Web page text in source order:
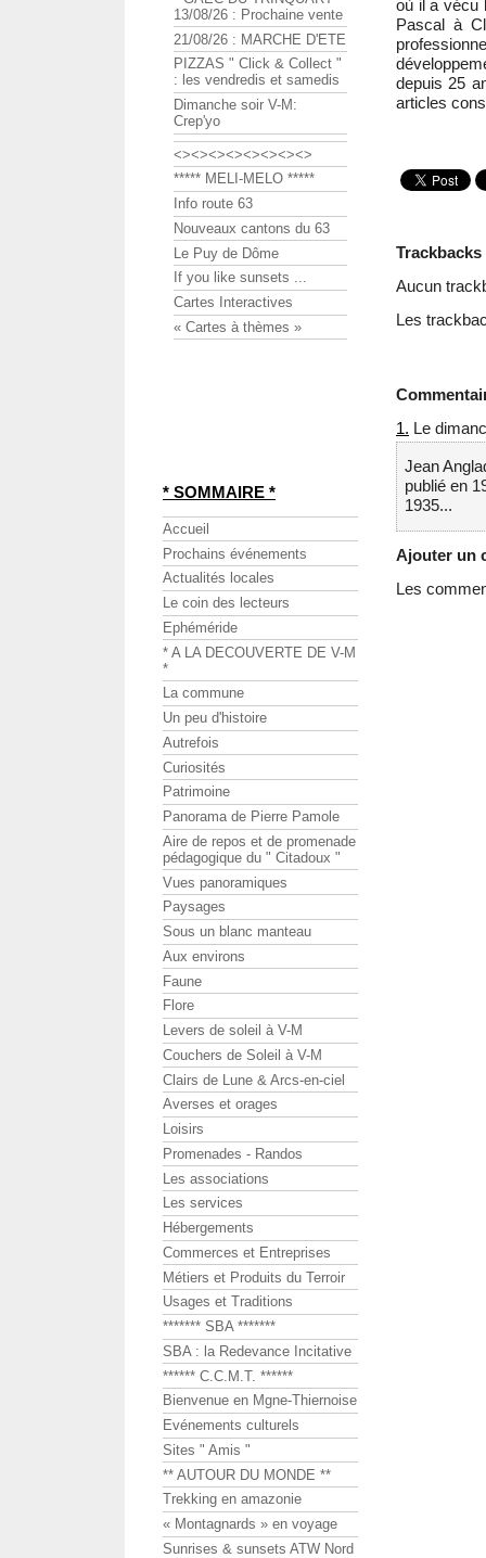
où il a vécu
Pascal à
depuis 25
articles
Trackbacks
Aucun
Les
1. Le
Jean
publié en
1935...
Ajouter un
Les
13/08/26 : Prochaine vente
21/08/26 : MARCHE D'ETE
PIZZAS " Click & Collect "
: les vendredis et samedis
Dimanche soir V-M:
Crep'yo
<><><><><><><><>
***** MELI-MELO *****
Info route 63
Nouveaux cantons du 63
Le Puy de Dôme
If you like sunsets ...
Cartes Interactives
« Cartes à thèmes »
* SOMMAIRE *
Accueil
Prochains événements
Actualités locales
Le coin des lecteurs
Ephéméride
* A LA DECOUVERTE DE V-M
*
La commune
Un peu d'histoire
Autrefois
Curiosités
Patrimoine
Panorama de Pierre Pamole
Aire de repos et de promenade
pédagogique du " Citadoux "
Vues panoramiques
Paysages
Sous un blanc manteau
Aux environs
Faune
Flore
Levers de soleil à V-M
Couchers de Soleil à V-M
Clairs de Lune & Arcs-en-ciel
Averses et orages
Loisirs
Promenades - Randos
Les associations
Les services
Hébergements
Commerces et Entreprises
Métiers et Produits du Terroir
Usages et Traditions
******* SBA *******
SBA : la Redevance Incitative
****** C.C.M.T. ******
Bienvenue en Mgne-Thiernoise
Evénements culturels
Sites " Amis "
** AUTOUR DU MONDE **
Trekking en amazonie
« Montagnards » en voyage
Sunrises & sunsets ATW Nord